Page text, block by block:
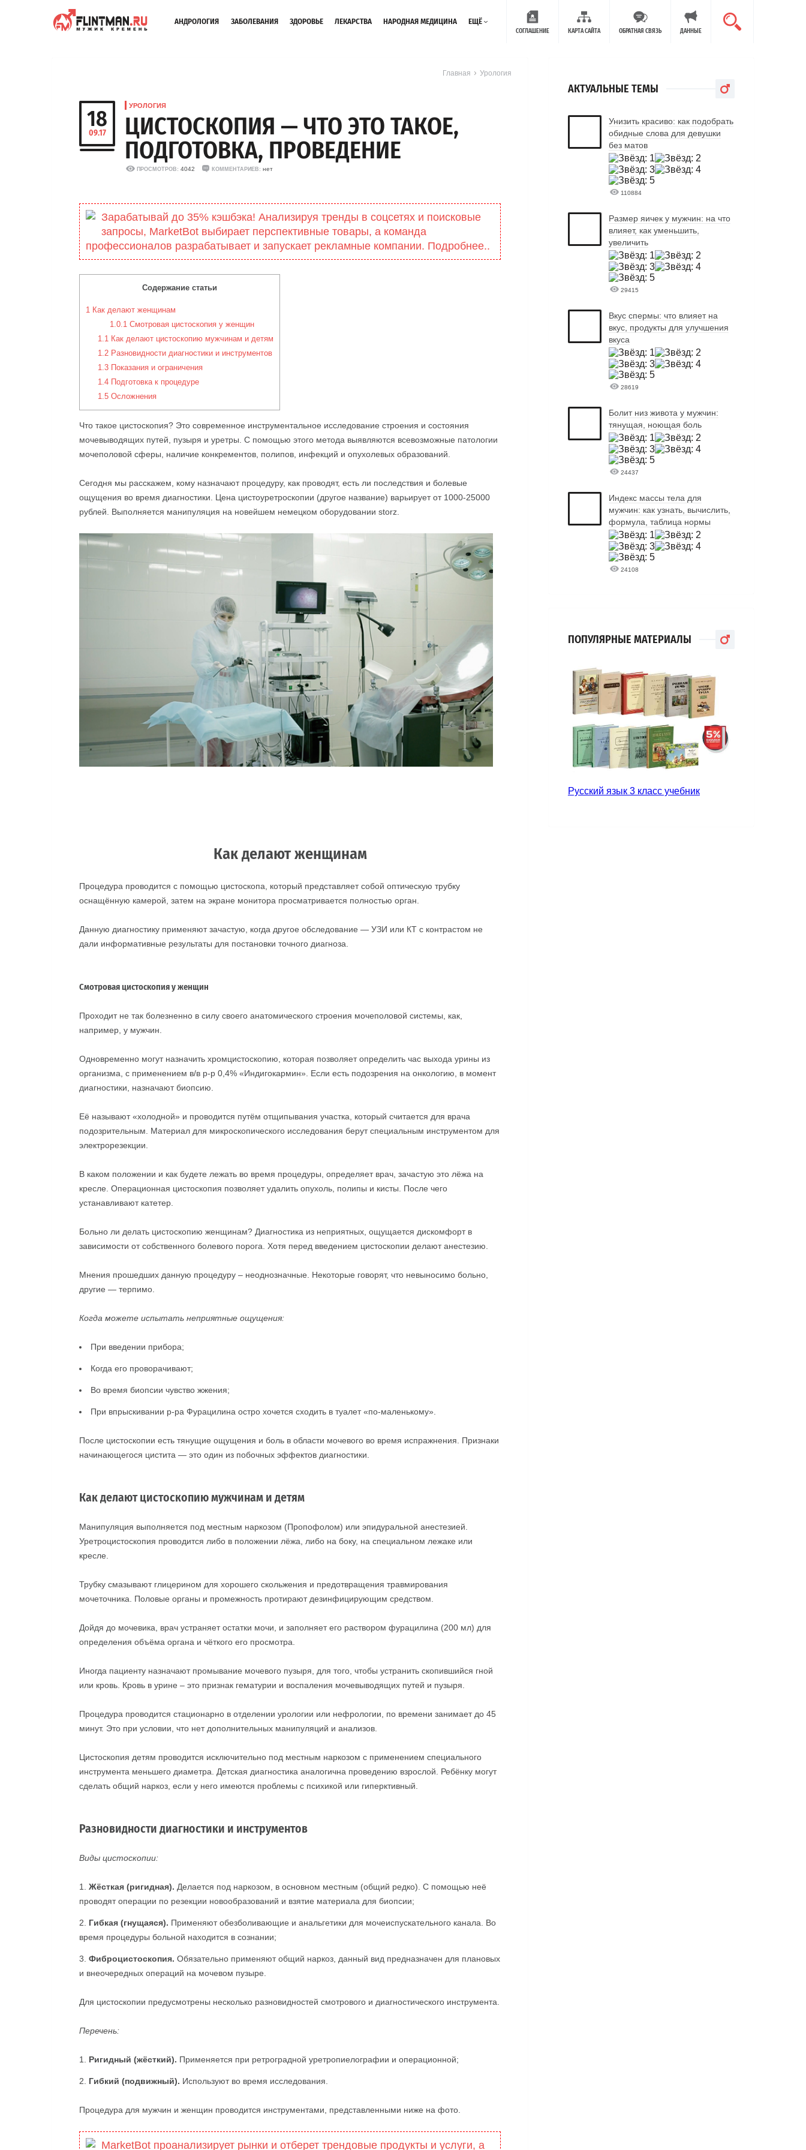
АНДРОЛОГИЯ ЗАБОЛЕВАНИЯ ЗДОРОВЬЕ ЛЕКАРСТВА НАРОДНАЯ МЕДИЦИНА ЕЩЁ
СОГЛАШЕНИЕ КАРТА САЙТА ОБРАТНАЯ СВЯЗЬ ДАННЫЕ
Главная Урология
18
09.17
УРОЛОГИЯ
ЦИСТОСКОПИЯ — ЧТО ЭТО ТАКОЕ,
ПОДГОТОВКА, ПРОВЕДЕНИЕ
ПРОСМОТРОВ: 4042 КОММЕНТАРИЕВ: нет
Зарабатывай до 35% кэшбэка! Анализируя тренды в соцсетях и поисковые
запросы, MarketBоt выбирает перспективные товары, а команда
профессионалов разрабатывает и запускает рекламные компании. Подробнее..
Содержание статьи
1 Как делают женщинам
1.0.1Смотровая цистоскопия у женщин
1.1Как делают цистоскопию мужчинам и детям
1.2Разновидности диагностики и инструментов
1.3Показания и ограничения
1.4Подготовка к процедуре
1.5Осложнения
Что такое цистоскопия? Это современное инструментальное исследование строения и состояния
мочевыводящих путей, пузыря и уретры. С помощью этого метода выявляются всевозможные патологии
мочеполовой сферы, наличие конкрементов, полипов, инфекций и опухолевых образований.
Сегодня мы расскажем, кому назначают процедуру, как проводят, есть ли последствия и болевые
ощущения во время диагностики. Цена цистоуретроскопии (другое название) варьирует от 1000-25000
рублей. Выполняется манипуляция на новейшем немецком оборудовании storz.
Как делают женщинам
Процедура проводится с помощью цистоскопа, который представляет собой оптическую трубку
оснащённую камерой, затем на экране монитора просматривается полностью орган.
Данную диагностику применяют зачастую, когда другое обследование — УЗИ или КТ с контрастом не
дали информативные результаты для постановки точного диагноза.
Смотровая цистоскопия у женщин
Проходит не так болезненно в силу своего анатомического строения мочеполовой системы, как,
например, у мужчин.
Одновременно могут назначить хромцистоскопию, которая позволяет определить час выхода урины из
организма, с применением в/в р-р 0,4% «Индигокармин». Если есть подозрения на онкологию, в момент
диагностики, назначают биопсию.
Её называют «холодной» и проводится путём отщипывания участка, который считается для врача
подозрительным. Материал для микроскопического исследования берут специальным инструментом для
электрорезекции.
В каком положении и как будете лежать во время процедуры, определяет врач, зачастую это лёжа на
кресле. Операционная цистоскопия позволяет удалить опухоль, полипы и кисты. После чего
устанавливают катетер.
Больно ли делать цистоскопию женщинам? Диагностика из неприятных, ощущается дискомфорт в
зависимости от собственного болевого порога. Хотя перед введением цистоскопии делают анестезию.
Мнения прошедших данную процедуру – неоднозначные. Некоторые говорят, что невыносимо больно,
другие — терпимо.
Когда можете испытать неприятные ощущения:
При введении прибора;
Когда его проворачивают;
Во время биопсии чувство жжения;
При впрыскивании р-ра Фурацилина остро хочется сходить в туалет «по-маленькому».
После цистоскопии есть тянущие ощущения и боль в области мочевого во время испражнения. Признаки
начинающегося цистита — это один из побочных эффектов диагностики.
Как делают цистоскопию мужчинам и детям
Манипуляция выполняется под местным наркозом (Пропофолом) или эпидуральной анестезией.
Уретроцистоскопия проводится либо в положении лёжа, либо на боку, на специальном лежаке или
кресле.
Трубку смазывают глицерином для хорошего скольжения и предотвращения травмирования
мочеточника. Половые органы и промежность протирают дезинфицирующим средством.
Дойдя до мочевика, врач устраняет остатки мочи, и заполняет его раствором фурацилина (200 мл) для
определения объёма органа и чёткого его просмотра.
Иногда пациенту назначают промывание мочевого пузыря, для того, чтобы устранить скопившийся гной
или кровь. Кровь в урине – это признак гематурии и воспаления мочевыводящих путей и пузыря.
Процедура проводится стационарно в отделении урологии или нефрологии, по времени занимает до 45
минут. Это при условии, что нет дополнительных манипуляций и анализов.
Цистоскопия детям проводится исключительно под местным наркозом с применением специального
инструмента меньшего диаметра. Детская диагностика аналогична проведению взрослой. Ребёнку могут
сделать общий наркоз, если у него имеются проблемы с психикой или гиперктивный.
Разновидности диагностики и инструментов
Виды цистоскопии:
Жёсткая (ригидная). Делается под наркозом, в основном местным (общий редко). С помощью неё
проводят операции по резекции новообразований и взятие материала для биопсии;
Гибкая (гнущаяся). Применяют обезболивающие и анальгетики для мочеиспускательного канала. Во
время процедуры больной находится в сознании;
Фиброцистоскопия. Обязательно применяют общий наркоз, данный вид предназначен для плановых
и внеочередных операций на мочевом пузыре.
Для цистоскопии предусмотрены несколько разновидностей смотрового и диагностического инструмента.
Перечень:
Ригидный (жёсткий). Применяется при ретроградной уретропиелографии и операционной;
Гибкий (подвижный). Используют во время исследования.
Процедура для мужчин и женщин проводится инструментами, представленными ниже на фото.
MarketBot проанализирует рынки и отберет трендовые продукты и услуги, а
АКТУАЛЬНЫЕ ТЕМЫ
Унизить красиво: как подобрать
обидные слова для девушки
без матов
110884
Размер яичек у мужчин: на что
влияет, как уменьшить,
увеличить
29415
Вкус спермы: что влияет на
вкус, продукты для улучшения
вкуса
28619
Болит низ живота у мужчин:
тянущая, ноющая боль
24437
Индекс массы тела для
мужчин: как узнать, вычислить,
формула, таблица нормы
24108
ПОПУЛЯРНЫЕ МАТЕРИАЛЫ
Русский язык 3 класс учебник